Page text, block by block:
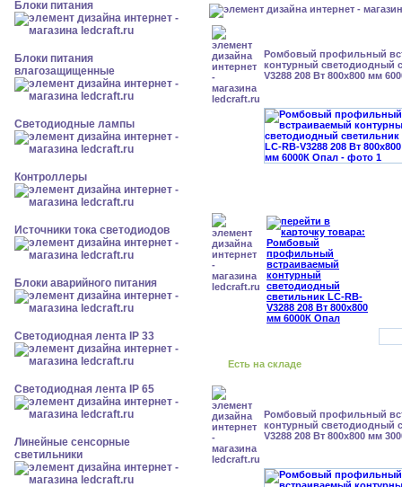
Блоки питания
Блоки питания
влагозащищенные
Светодиодные лампы
Контроллеры
Источники тока светодиодов
Блоки аварийного питания
Светодиодная лента IP 33
Светодиодная лента IP 65
Линейные сенсорные
светильники
Ромбовый профильный
контурный светодиодный
V3288 208 Вт 800x800 мм
Есть на складе
Ромбовый профильный
контурный светодиодный
V3288 208 Вт 800x800 мм